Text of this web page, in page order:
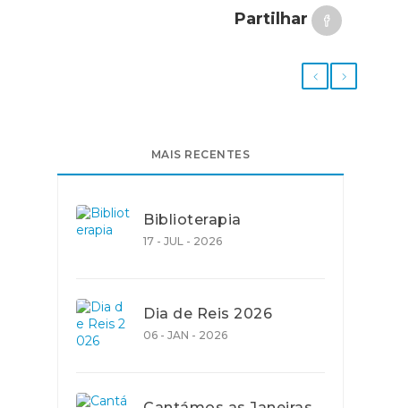
Partilhar
MAIS RECENTES
Biblioterapia
17 - JUL - 2026
Dia de Reis 2026
06 - JAN - 2026